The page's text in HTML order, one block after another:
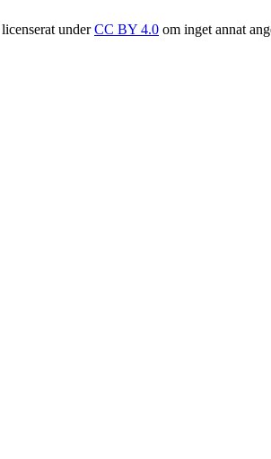
underCC BY 4.0 om inget annat